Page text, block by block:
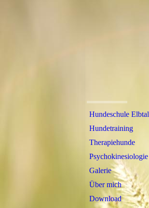
Hundeschule Elbtal
Hundetraining
Therapiehunde
Psychokinesiologie
Galerie
Über mich
Download